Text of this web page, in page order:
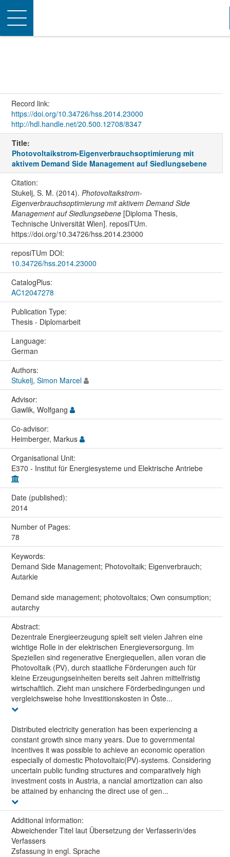
Toggle
navigation
Record link:
https://doi.org/10.34726/hss.2014.23000
http://hdl.handle.net/20.500.12708/8347
Title:
Photovoltaikstrom-Eigenverbrauchsoptimierung mit
aktivem Demand Side Management auf Siedlungsebene
Citation:
Stukelj, S. M. (2014). Photovoltaikstrom-
Eigenverbrauchsoptimierung mit aktivem Demand Side
Management auf Siedlungsebene[Diploma Thesis,
Technische Universität Wien]. reposiTUm.
https://doi.org/10.34726/hss.2014.23000
reposiTUm DOI:
10.34726/hss.2014.23000
CatalogPlus:
AC12047278
Publication Type:
Thesis - Diplomarbeit
Language:
German
Authors:
Stukelj, Simon Marcel
Advisor:
Gawlik, Wolfgang
Co-advisor:
Heimberger, Markus
Organisational Unit:
E370 - Institut für Energiesysteme und Elektrische Antriebe
Date (published):
2014
Number of Pages:
78
Keywords:
Demand Side Management; Photovoltaik; Eigenverbrauch;
Autarkie
Demand side management; photovoltaics; Own consumption;
autarchy
Abstract:
Dezentrale Energieerzeugung spielt seit vielen Jahren eine
wichtige Rolle in der elektrischen Energieversorgung. Im
Speziellen sind regenerative Energiequellen, allen voran die
Photovoltaik (PV), durch staatliche Förderungen auch für
kleine Erzeugungseinheiten bereits seit Jahren mittelfristig
wirtschaftlich. Zieht man unsichere Förderbedingungen und
vergleichsweise hohe Investitionskosten in Öste...
Distributed electricity generation has been experiencing a
constant growth since many years. Due to governmental
incentives it was possible to achieve an economic operation
especially of domestic Photovoltaic(PV)-systems. Considering
uncertain public funding structures and comparatively high
investment costs in Austria, a nancial amortization can also
be attained by enhancing the direct use of gen...
Additional information:
Abweichender Titel laut Übersetzung der Verfasserin/des
Verfassers
Zsfassung in engl. Sprache